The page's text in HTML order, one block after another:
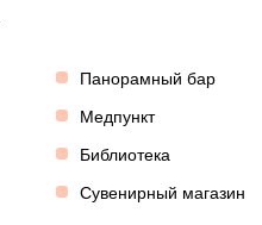
Панорамный бар
Медпункт
Библиотека
Сувенирный магазин